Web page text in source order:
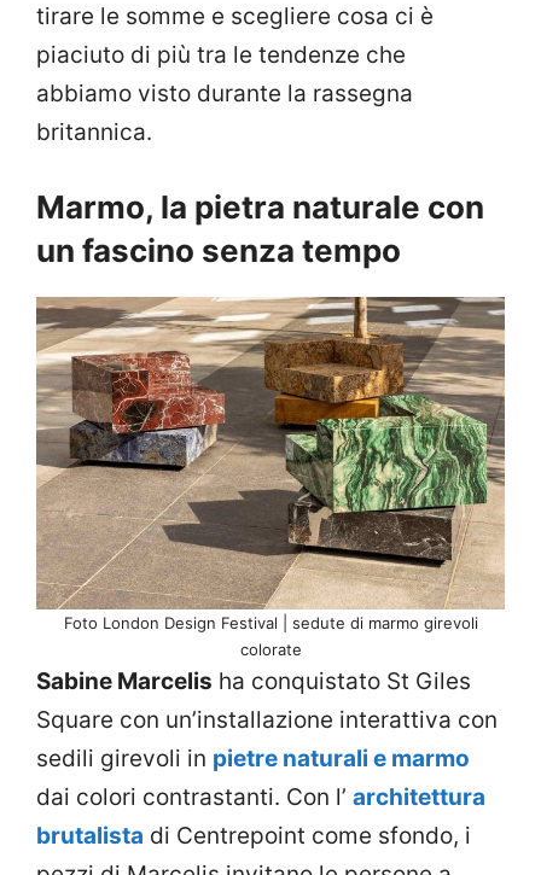
tirare le somme e scegliere cosa ci è
piaciuto di più tra le tendenze che
abbiamo visto durante la rassegna
britannica.
Marmo, la pietra naturale con
un fascino senza tempo
Foto London Design Festival | sedute di marmo girevoli
colorate
Sabine Marcelis ha conquistato St Giles
Square con un’installazione interattiva con
sedili girevoli in pietre naturali e marmo
dai colori contrastanti. Con l’ architettura
brutalista di Centrepoint come sfondo, i